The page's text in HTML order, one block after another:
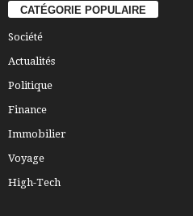
CATÉGORIE POPULAIRE
Société
Actualités
Politique
Finance
Immobilier
Voyage
High-Tech